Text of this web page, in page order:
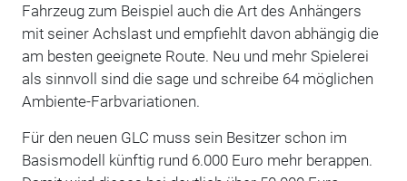
Fahrzeug zum Beispiel auch die Art des Anhängers
mit seiner Achslast und empfiehlt davon abhängig die
am besten geeignete Route. Neu und mehr Spielerei
als sinnvoll sind die sage und schreibe 64 möglichen
Ambiente-Farbvariationen.
Für den neuen GLC muss sein Besitzer schon im
Basismodell künftig rund 6.000 Euro mehr berappen.